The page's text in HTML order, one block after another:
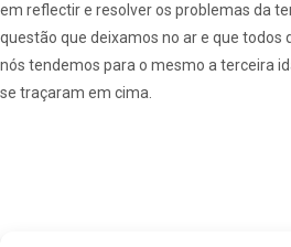
em reflectir e resolver os problemas da
questão que deixamos no ar e que todos
nós tendemos para o mesmo a terceira
se traçaram em cima.